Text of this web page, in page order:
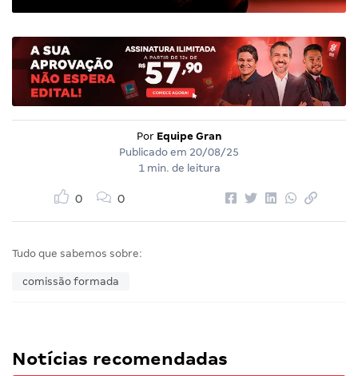
Por Equipe Gran
Publicado em 20/08/25
1 min. de leitura
0 0
Tudo que sabemos sobre:
comissão formada
Notícias recomendadas